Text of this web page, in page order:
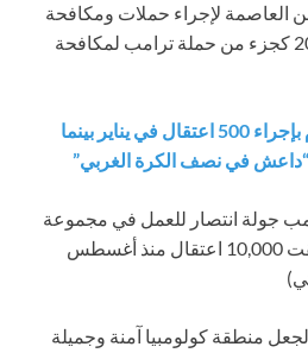
العاصمة لإجراء حملات ومكافحة
الجريمة منذ أغسطس 2025 كجزء من حملة ترامب لمكافحة
مجموعة عمل ترامب تقوم بإجراء 500 اعتقال في يناير بينما
“داعش في نصف الكرة الغربي”
جولة انتصار للعمل في مجموعة
العمل الخاصة بها التي حققت 10,000 اعتقال منذ أغسطس
منطقة كولومبيا آمنة وجميلة